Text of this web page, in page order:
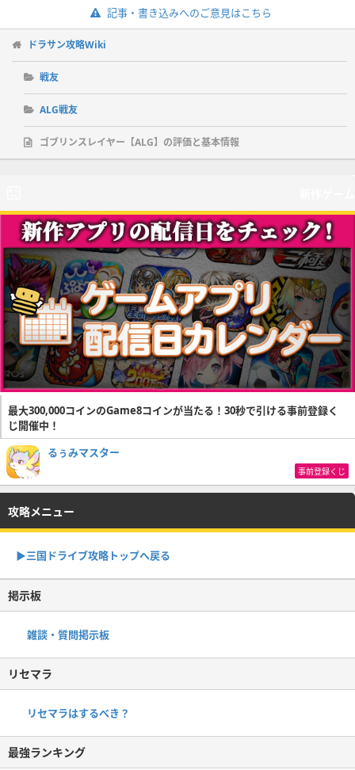
記事・書き込みへのご意見はこちら
ドラサン攻略Wiki
戦友
ALG戦友
ゴブリンスレイヤー【ALG】の評価と基本情報
最大300,000コインのGame8コインが当たる！30秒で引ける事前登録く
じ開催中！
るぅみマスター
事前登録くじ
攻略メニュー
▶︎三国ドライブ攻略トップへ戻る
掲示板
雑談・質問掲示板
リセマラ
リセマラはするべき？
最強ランキング